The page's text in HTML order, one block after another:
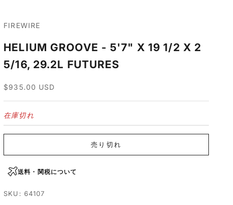
FIREWIRE
HELIUM GROOVE - 5'7" X 19 1/2 X 2
5/16, 29.2L FUTURES
セール価格
$935.00 USD
在庫切れ
売り切れ
送料・関税について
SKU: 64107